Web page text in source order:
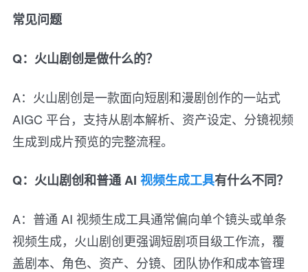
常见问题
Q：火山剧创是做什么的？
A：火山剧创是一款面向短剧和漫剧创作的一站式
AIGC 平台，支持从剧本解析、资产设定、分镜视频
生成到成片预览的完整流程。
Q：火山剧创和普通 AI 视频生成工具有什么不同？
A：普通 AI 视频生成工具通常偏向单个镜头或单条
视频生成，火山剧创更强调短剧项目级工作流，覆
盖剧本、角色、资产、分镜、团队协作和成本管理